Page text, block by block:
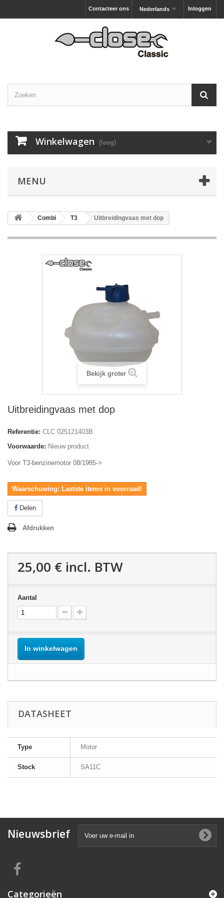
Inloggen
Nederlands
Contacteer ons
Winkelwagen (leeg)
MENU
Combi T3 Uitbreidingvaas met dop
Bekijk groter
Uitbreidingvaas met dop
Referentie: CLC 025121403B
Voorwaarde: Nieuw product
Voor T3-benzinemotor 08/1985->
Waarschuwing: Laatste items in voorraad!
Delen
Afdrukken
25,00 € incl. BTW
Aantal
In winkelwagen
DATASHEET
Type Motor
Stock SA11C
Nieuwsbrief
Categorieën